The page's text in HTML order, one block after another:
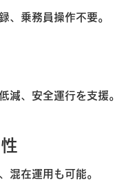
、乗務員操作不要。
減、安全運行を支援。
混在運用も可能。